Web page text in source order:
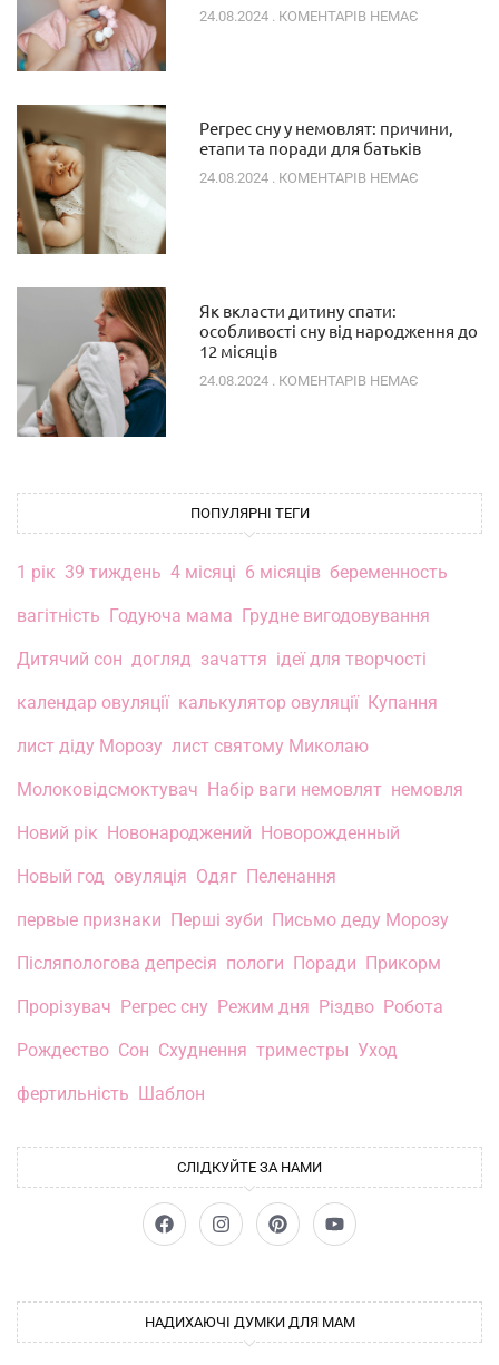
24.08.2024 КОМЕНТАРІВ НЕМАЄ
Регрес сну у немовлят: причини,
етапи та поради для батьків
24.08.2024 КОМЕНТАРІВ НЕМАЄ
Як вкласти дитину спати:
особливості сну від народження до
12 місяців
24.08.2024 КОМЕНТАРІВ НЕМАЄ
ПОПУЛЯРНІ ТЕГИ
1 рік 39 тиждень 4 місяці 6 місяців беременность
вагітність Годуюча мама Грудне вигодовування
Дитячий сон догляд зачаття ідеї для творчості
календар овуляції калькулятор овуляції Купання
лист діду Морозу лист святому Миколаю
Молоковідсмоктувач Набір ваги немовлят немовля
Новий рік Новонароджений Новорожденный
Новый год овуляція Одяг Пеленання
первые признаки Перші зуби Письмо деду Морозу
Післяпологова депресія пологи Поради Прикорм
Прорізувач Регрес сну Режим дня Різдво Робота
Рождество Сон Схуднення триместры Уход
фертильність Шаблон
СЛІДКУЙТЕ ЗА НАМИ
НАДИХАЮЧІ ДУМКИ ДЛЯ МАМ